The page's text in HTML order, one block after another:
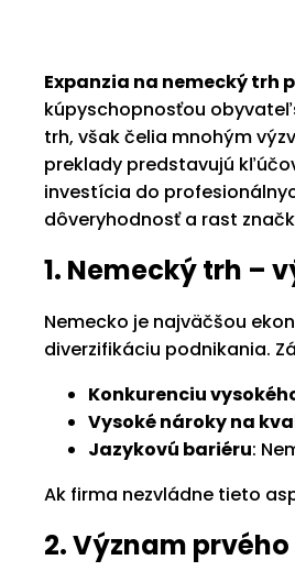
Expanzia na nemecký
kúpyschopnosťou
trh, však čelia mnohým
preklady predstavujú
investícia do
dôveryhodnosť a rast
1. Nemecký trh –
Nemecko je najväčšou
diverzifikáciu podnikania.
Konkurenciu
Vysoké nároky na
Jazykovú bariéru:
Ak firma nezvládne tieto
2. Význam